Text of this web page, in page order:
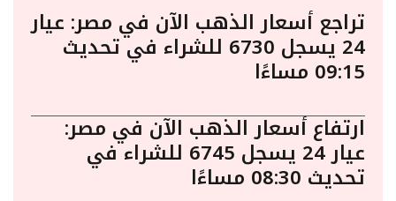
تراجع أسعار الذهب الآن في مصر: عيار
24 يسجل 6730 للشراء في تحديث
09:15 مساءًا
ارتفاع أسعار الذهب الآن في مصر:
عيار 24 يسجل 6745 للشراء في
تحديث 08:30 مساءًا